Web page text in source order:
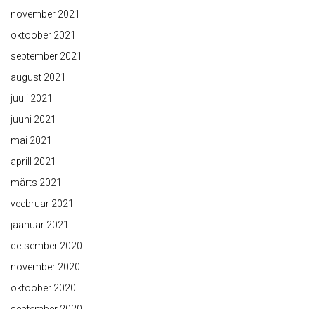
november 2021
oktoober 2021
september 2021
august 2021
juuli 2021
juuni 2021
mai 2021
aprill 2021
märts 2021
veebruar 2021
jaanuar 2021
detsember 2020
november 2020
oktoober 2020